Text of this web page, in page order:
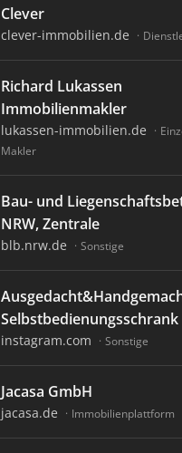
Clever
clever-immobilien.de
Richard Lukassen
Immobilienmakler
lukassen-immobilien.de
Makler
Bau- und
NRW, Zentrale
blb.nrw.de Sonstige
Selbstbedienungsschrank
instagram.com Sonstige
Jacasa GmbH
jacasa.de Immobilienplattform